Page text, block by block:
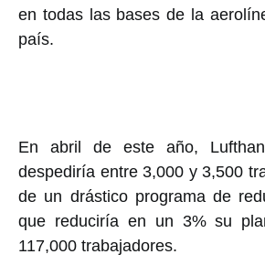
en todas las bases de la
país.
En abril de este año,
despediría entre 3,000 y 3,500
de un drástico programa de
que reduciría en un 3% su
117,000 trabajadores.